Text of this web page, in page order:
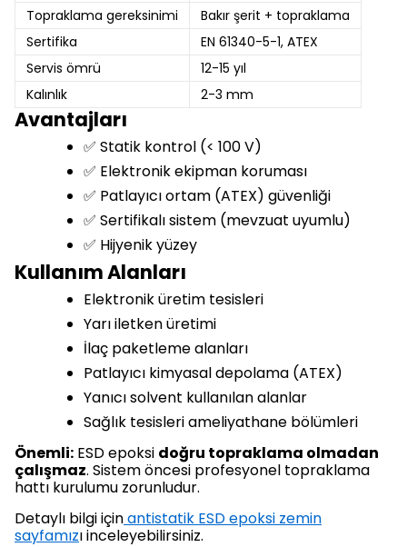
Topraklama gereksinimi
Bakır şerit + topraklama
Sertifika
EN 61340-5-1, ATEX
Servis ömrü
12-15 yıl
Kalınlık
2-3 mm
Avantajları
✅ Statik kontrol (< 100 V)
✅ Elektronik ekipman koruması
✅ Patlayıcı ortam (ATEX) güvenliği
✅ Sertifikalı sistem (mevzuat uyumlu)
✅ Hijyenik yüzey
Kullanım Alanları
Elektronik üretim tesisleri
Yarı iletken üretimi
İlaç paketleme alanları
Patlayıcı kimyasal depolama (ATEX)
Yanıcı solvent kullanılan alanlar
Sağlık tesisleri ameliyathane bölümleri
Önemli: ESD epoksi doğru topraklama olmadan
çalışmaz. Sistem öncesi profesyonel topraklama
hattı kurulumu zorunludur.
Detaylı bilgi içinantistatik ESD epoksi zemin
sayfamızı inceleyebilirsiniz.